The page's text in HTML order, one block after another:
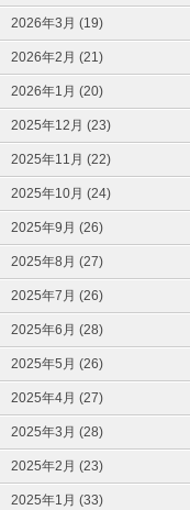
2026年3月 (19)
2026年2月 (21)
2026年1月 (20)
2025年12月 (23)
2025年11月 (22)
2025年10月 (24)
2025年9月 (26)
2025年8月 (27)
2025年7月 (26)
2025年6月 (28)
2025年5月 (26)
2025年4月 (27)
2025年3月 (28)
2025年2月 (23)
2025年1月 (33)